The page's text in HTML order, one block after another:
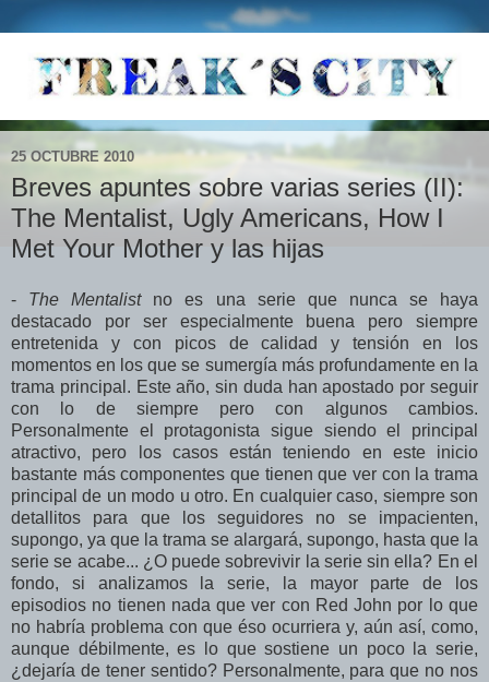
25 OCTUBRE 2010
Breves apuntes sobre varias series (II):
The Mentalist, Ugly Americans, How I
Met Your Mother y las hijas
- The Mentalistno es una serie que nunca se haya
destacado por ser especialmente buena pero siempre
entretenida y con picos de calidad y tensión en los
momentos en los que se sumergía más profundamente en la
trama principal. Este año, sin duda han apostado por seguir
con lo de siempre pero con algunos cambios.
Personalmente el protagonista sigue siendo el principal
atractivo, pero los casos están teniendo en este inicio
bastante más componentes que tienen que ver con la trama
principal de un modo u otro. En cualquier caso, siempre son
detallitos para que los seguidores no se impacienten,
supongo, ya que la trama se alargará, supongo, hasta que la
serie se acabe... ¿O puede sobrevivir la serie sin ella? En el
fondo, si analizamos la serie, la mayor parte de los
episodios no tienen nada que ver con Red John por lo que
no habría problema con que éso ocurriera y, aún así, como,
aunque débilmente, es lo que sostiene un poco la serie,
¿dejaría de tener sentido? Personalmente, para que no nos